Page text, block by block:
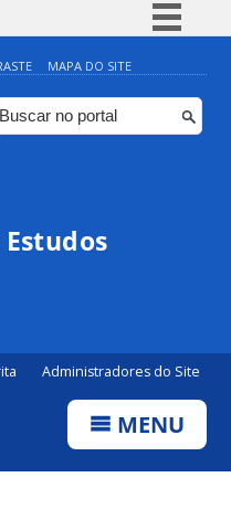
Simplifique!
Comunica BR
Participe
Canais
MAPA DO SITE
Administradores do Site
MENU